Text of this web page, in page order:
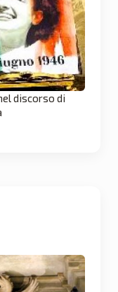
discorso di